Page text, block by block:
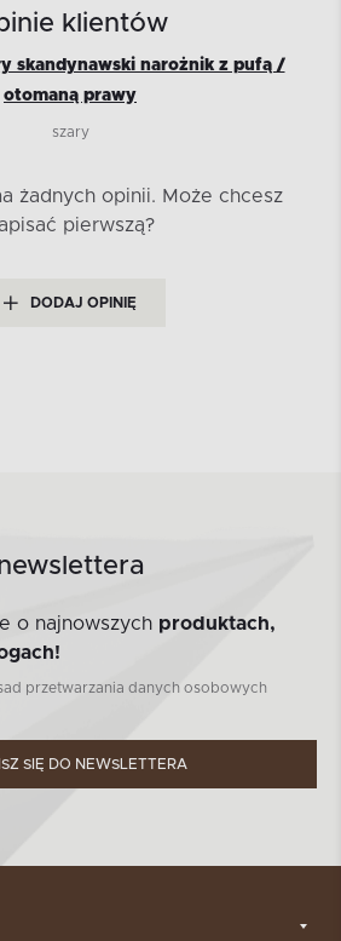
klientów
skandynawski narożnik z pufą /
otomaną prawy
szary
żadnych opinii. Może chcesz
pierwszą?
DODAJ OPINIĘ
o najnowszych produktach,
przetwarzania danych osobowych
SIĘ DO NEWSLETTERA